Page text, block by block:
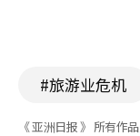
#旅游业危机
《 亚洲日报 》 所有作